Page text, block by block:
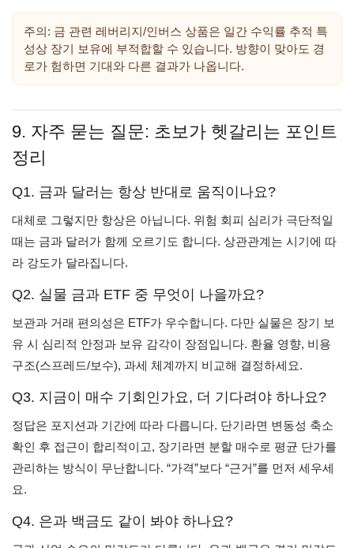
주의: 금 관련 레버리지/인버스 상품은 일간 수익률 추적 특
성상 장기 보유에 부적합할 수 있습니다. 방향이 맞아도 경
로가 험하면 기대와 다른 결과가 나옵니다.
9. 자주 묻는 질문: 초보가 헷갈리는 포인트
정리
Q1. 금과 달러는 항상 반대로 움직이나요?
대체로 그렇지만 항상은 아닙니다. 위험 회피 심리가 극단적일
때는 금과 달러가 함께 오르기도 합니다. 상관관계는 시기에 따
라 강도가 달라집니다.
Q2. 실물 금과 ETF 중 무엇이 나을까요?
보관과 거래 편의성은 ETF가 우수합니다. 다만 실물은 장기 보
유 시 심리적 안정과 보유 감각이 장점입니다. 환율 영향, 비용
구조(스프레드/보수), 과세 체계까지 비교해 결정하세요.
Q3. 지금이 매수 기회인가요, 더 기다려야 하나요?
정답은 포지션과 기간에 따라 다릅니다. 단기라면 변동성 축소
확인 후 접근이 합리적이고, 장기라면 분할 매수로 평균 단가를
관리하는 방식이 무난합니다. “가격”보다 “근거”를 먼저 세우세
요.
Q4. 은과 백금도 같이 봐야 하나요?